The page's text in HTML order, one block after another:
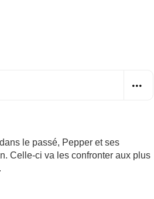
le passé, Pepper et ses
Celle-ci va les confronter aux plus